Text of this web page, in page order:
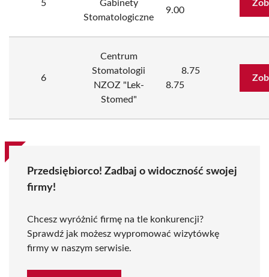
5
Gabinety
Stomatologiczne
9.00
6
Centrum
Stomatologii
NZOZ "Lek-
Stomed"
8.75
8.75
Przedsiębiorco! Zadbaj o widoczność swojej
firmy!
Chcesz wyróżnić firmę na tle konkurencji?
Sprawdź jak możesz wypromować wizytówkę
firmy w naszym serwisie.